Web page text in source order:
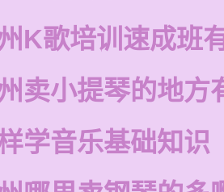
K歌培训速成班
卖小提琴的地方
学音乐基础知识